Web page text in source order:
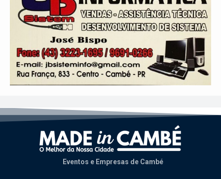
Eventos e Empresas de Cambé